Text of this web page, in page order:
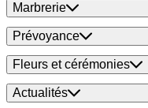
Marbrerie
Prévoyance
Fleurs et cérémonies
Actualités